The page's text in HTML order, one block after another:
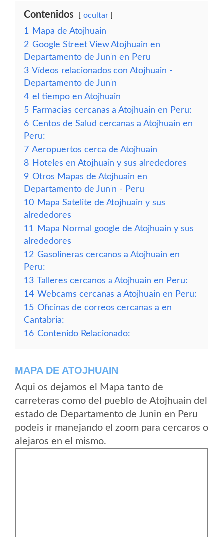
Contenidos ocultar
1
Mapa de Atojhuain
2 Google Street View Atojhuain en
Departamento de Junin en Peru
3 Vídeos relacionados con Atojhuain -
Departamento de Junin
4 el tiempo en Atojhuain
5 Farmacias cercanas a Atojhuain en Peru:
6 Centos de Salud cercanas a Atojhuain en
Peru:
7 Aeropuertos cerca de Atojhuain
8 Hoteles en Atojhuain y sus alrededores
9 Otros Mapas de Atojhuain en
Departamento de Junin - Peru
10 Mapa Satelite de Atojhuain y sus
alrededores
11
Mapa Normal google de Atojhuain y sus
alrededores
12 Gasolineras cercanos a Atojhuain en
Peru:
13 Talleres cercanos a Atojhuain en Peru:
14 Webcams cercanas a Atojhuain en Peru:
15 Oficinas de correos cercanas a en
Cantabria:
16 Contenido Relacionado:
MAPA DE ATOJHUAIN
Aqui os dejamos el Mapa tanto de
carreteras como del pueblo de Atojhuain del
estado de Departamento de Junin en Peru
podeis ir manejando el zoom para cercaros o
alejaros en el mismo.